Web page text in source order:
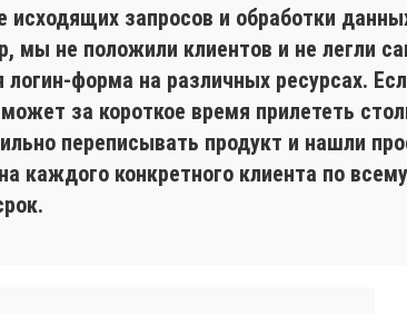
запросов и обработки
мы не положили клиентов и не легли
логин-форма на различных ресурсах.
за короткое время прилететь
переписывать продукт и нашли
каждого конкретного клиента по